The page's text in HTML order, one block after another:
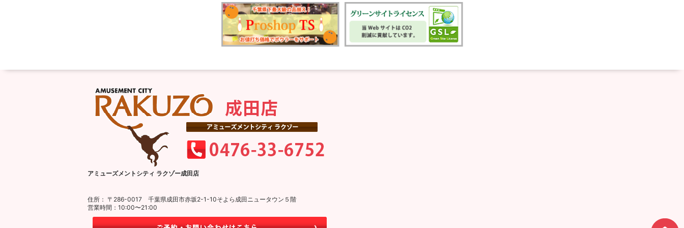
アミューズメントシティ ラクゾー成田店
住所： 〒286-0017 千葉県成田市赤坂2-1-10そよら成田ニュータウン５階
営業時間：10:00〜21:00